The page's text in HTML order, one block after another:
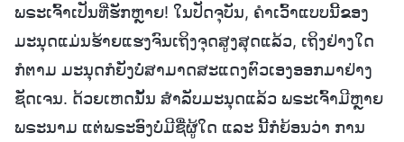
ພຣະເຈົ້າເປັນທີ່ຮັກຫຼາຍ! ໃນປັດຈຸບັນ, ຄຳເວົ້າແບບນີ້ຂອງ
ມະນຸດແມ່ນຮ້າຍແຮງຈົນເຖິງຈຸດສູງສຸດແລ້ວ, ເຖິງຢ່າງໃດ
ກໍຕາມ ມະນຸດກໍຍັງບໍ່ສາມາດສະແດງຕົວເອງອອກມາຢ່າງ
ຊັດເຈນ. ດ້ວຍເຫດນັ້ນ ສຳລັບມະນຸດແລ້ວ ພຣະເຈົ້າມີຫຼາຍ
ພຣະນາມ ແຕ່ພຣະອົງບໍ່ມີຊື່ຜູ້ໃດ ແລະ ນີ້ກໍຍ້ອນວ່າ ການ